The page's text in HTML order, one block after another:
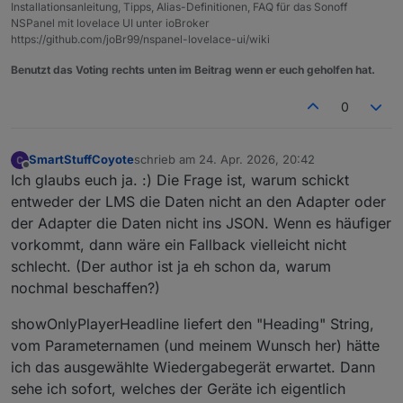
Installationsanleitung, Tipps, Alias-Definitionen, FAQ für das Sonoff
NSPanel mit lovelace UI unter ioBroker
https://github.com/joBr99/nspanel-lovelace-ui/wiki
Benutzt das Voting rechts unten im Beitrag wenn er euch geholfen hat.
0
Offline
SmartStuffCoyoteschrieb am 24. Apr. 2026, 20:42
zuletzt editiert von
Ich glaubs euch ja. :) Die Frage ist, warum schickt
entweder der LMS die Daten nicht an den Adapter oder
der Adapter die Daten nicht ins JSON. Wenn es häufiger
vorkommt, dann wäre ein Fallback vielleicht nicht
schlecht. (Der author ist ja eh schon da, warum
nochmal beschaffen?)
showOnlyPlayerHeadline liefert den "Heading" String,
vom Parameternamen (und meinem Wunsch her) hätte
ich das ausgewählte Wiedergabegerät erwartet. Dann
sehe ich sofort, welches der Geräte ich eigentlich